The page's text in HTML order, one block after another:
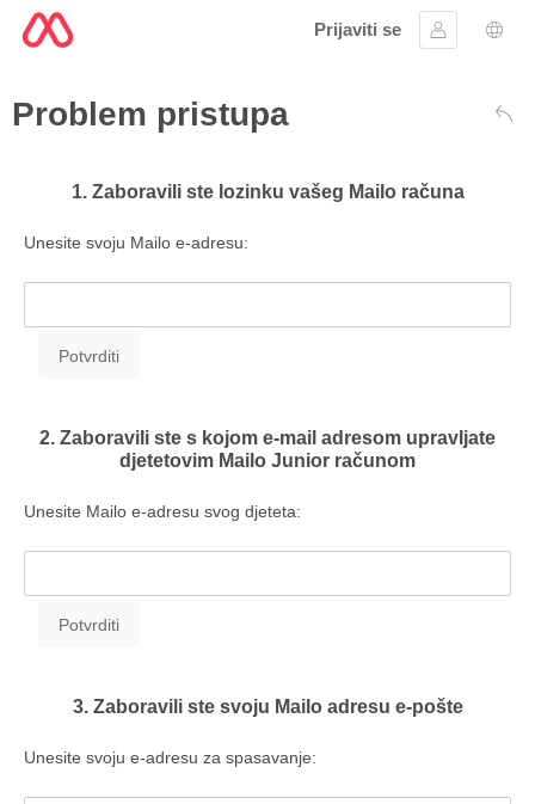
Prijaviti se
Prijavite se
Problem pristupa
1. Zaboravili ste lozinku vašeg Mailo računa
Unesite svoju Mailo e-adresu:
2. Zaboravili ste s kojom e-mail adresom upravljate
djetetovim Mailo Junior računom
Unesite Mailo e-adresu svog djeteta:
3. Zaboravili ste svoju Mailo adresu e-pošte
Unesite svoju e-adresu za spasavanje: